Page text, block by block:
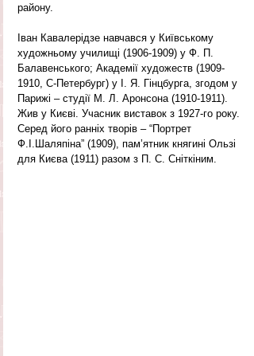
району.
Іван Кавалерідзе навчався у Київському
художньому училищі (1906-1909) у Ф. П.
Балавенського; Академії художеств (1909-
1910, С-Петербург) у І. Я. Гінцбурга, згодом у
Парижі – студії М. Л. Аронсона (1910-1911).
Жив у Києві. Учасник виставок з 1927-го року.
Серед його ранніх творів – “Портрет
Ф.І.Шаляпіна” (1909), пам’ятник княгині Ользі
для Києва (1911) разом з П. С. Сніткіним.